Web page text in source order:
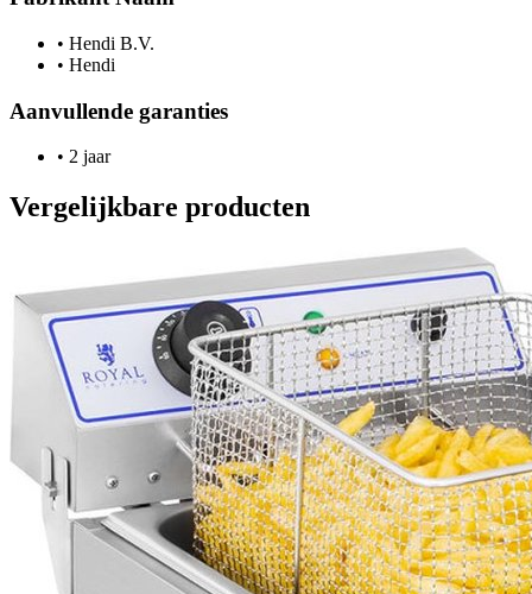
• Hendi B.V.
• Hendi
Aanvullende garanties
• 2 jaar
Vergelijkbare producten